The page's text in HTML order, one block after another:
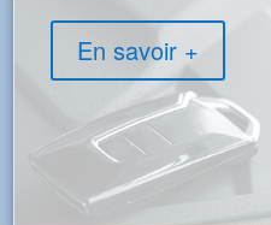
En savoir +